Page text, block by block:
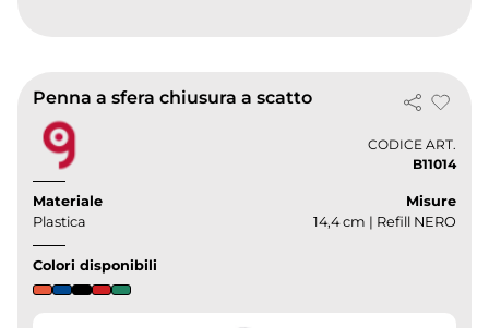
Penna a sfera chiusura a scatto
CODICE ART.
B11014
Materiale
Plastica
Misure
14,4 cm | Refill NERO
Colori disponibili